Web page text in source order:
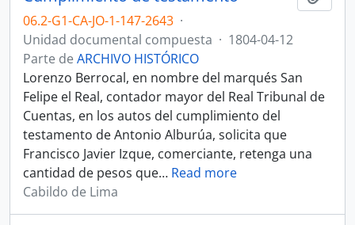
06.2-G1-CA-JO-1-147-2643 ·
Unidad documental compuesta · 1804-04-12
Parte de ARCHIVO HISTÓRICO
Lorenzo Berrocal, en nombre del marqués San
Felipe el Real, contador mayor del Real Tribunal de
Cuentas, en los autos del cumplimiento del
testamento de Antonio Alburúa, solicita que
Francisco Javier Izque, comerciante, retenga una
cantidad de pesos que… Read more
Cabildo de Lima